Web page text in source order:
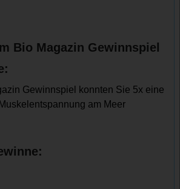
Bio Magazin Gewinnspiel
Gewinnspiel konnten Sie 5x eine
am Meer